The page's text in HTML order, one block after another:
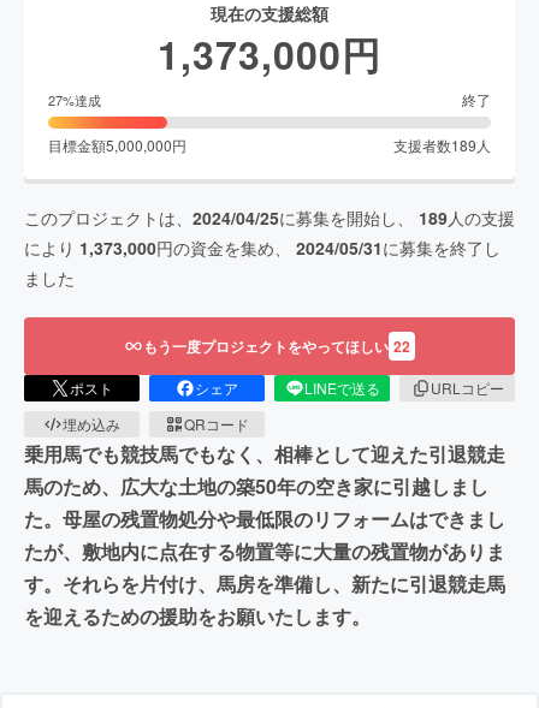
現在の支援総額
1,373,000円
27%達成 終了
目標金額5,000,000円 支援者数189 人
このプロジェクトは、 2024/04/25に募集を開始し、 189人の支援
により 1,373,000円の資金を集め、 2024/05/31に募集を終了し
ました
もう一度プロジェクトをやってほしい 22
ポスト シェア LINEで送る
URLコピー
埋め込み
QRコード
乗用馬でも競技馬でもなく、相棒として迎えた引退競走
馬のため、広大な土地の築50年の空き家に引越しまし
た。母屋の残置物処分や最低限のリフォームはできまし
たが、敷地内に点在する物置等に大量の残置物がありま
す。それらを片付け、馬房を準備し、新たに引退競走馬
を迎えるための援助をお願いたします。